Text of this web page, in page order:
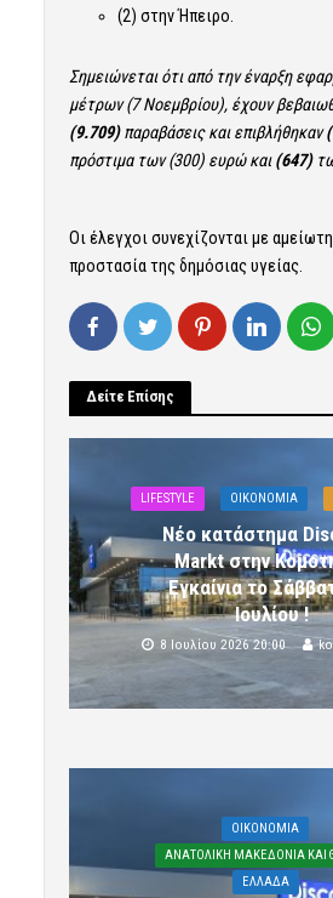
(2) στην Ήπειρο.
Σημειώνεται ότι από την έναρξη
μέτρων (7 Νοεμβρίου), έχουν
(9.709)παραβάσεις και επιβλήθηκαν
πρόστιμα των (300) ευρώ και(647)
Οι έλεγχοι συνεχίζονται με
προστασία της δημόσιας υγείας.
Δείτε Επίσης
LIFESTYLE OIKONOMIA
Νέο κατάστημα
Markt στην
Εγκαίνια το
Ιουλίου !
8 Ιουλίου 2026 20:00
OIKONOMIA
ΑΝΑΤΟΛΙΚΗ ΜΑΚΕΔΟΝΙΑ ΚΑΙ
ΕΛΛΑΔΑ